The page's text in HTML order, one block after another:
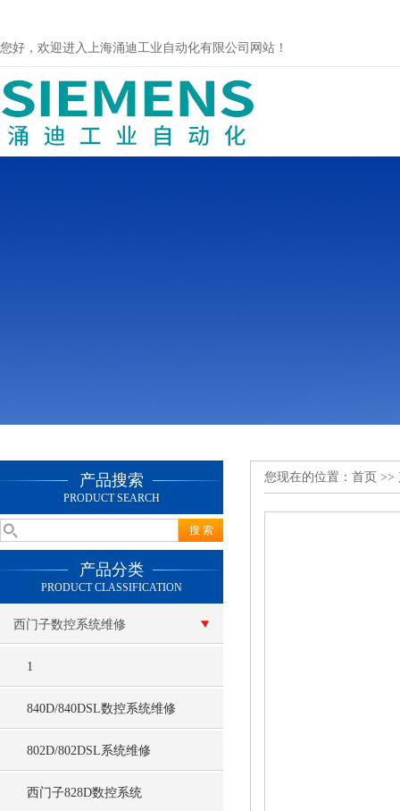
您好，欢迎进入上海涌迪工业自动化有限公司网站！
产品搜索
PRODUCT SEARCH
产品分类
PRODUCT CLASSIFICATION
西门子数控系统维修
1
840D/840DSL数控系统维修
802D/802DSL系统维修
西门子828D数控系统
您现在的位置： 首页 >>